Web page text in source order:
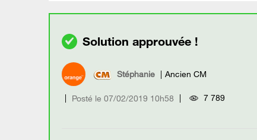
Stéphanie Ancien CM
Posté le ‎07/02/2019 10h58 7 789